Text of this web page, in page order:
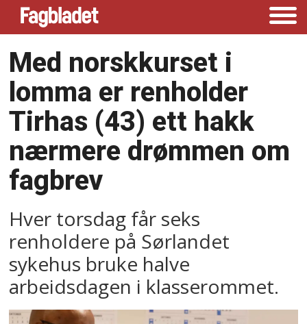
Med norskkurset i
lomma er renholder
Tirhas (43) ett hakk
nærmere drømmen om
fagbrev
Hver torsdag får seks
renholdere på Sørlandet
sykehus bruke halve
arbeidsdagen i klasserommet.